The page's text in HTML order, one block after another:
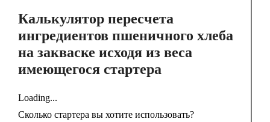
Калькулятор пересчета
ингредиентов пшеничного хлеба
на закваске исходя из веса
имеющегося стартера
Loading...
Сколько стартера вы хотите использовать?